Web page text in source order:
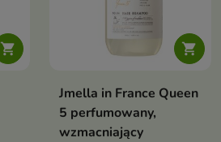
 
Jmella in France Queen
5 perfumowany,
wzmacniający